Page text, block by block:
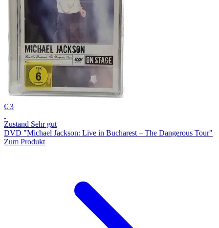
€ 3
Zustand Sehr gut
DVD "Michael Jackson: Live in Bucharest ‒ The Dangerous Tour"
Zum Produkt